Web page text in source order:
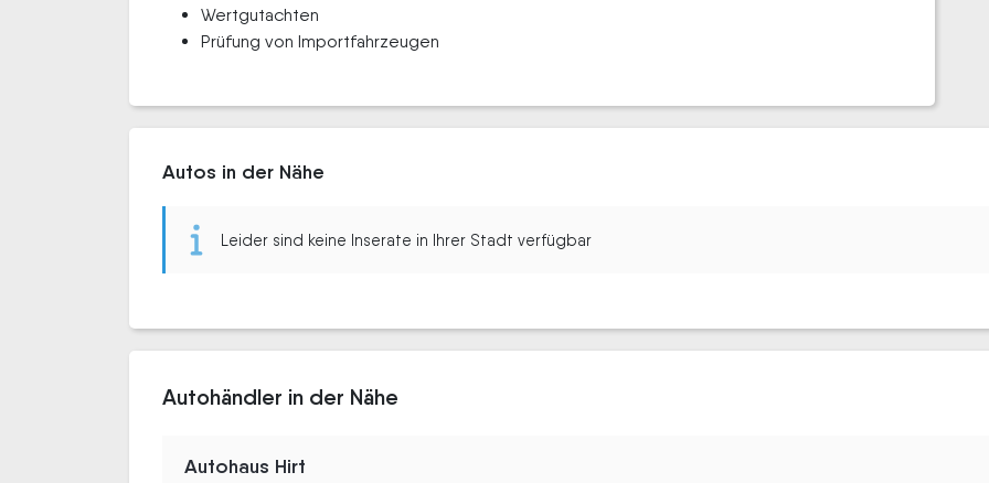
Wertgutachten
Prüfung von Importfahrzeugen
Autos in der Nähe
Leider sind keine Inserate in Ihrer Stadt verfügbar
Autohändler in der Nähe
Autohaus Hirt